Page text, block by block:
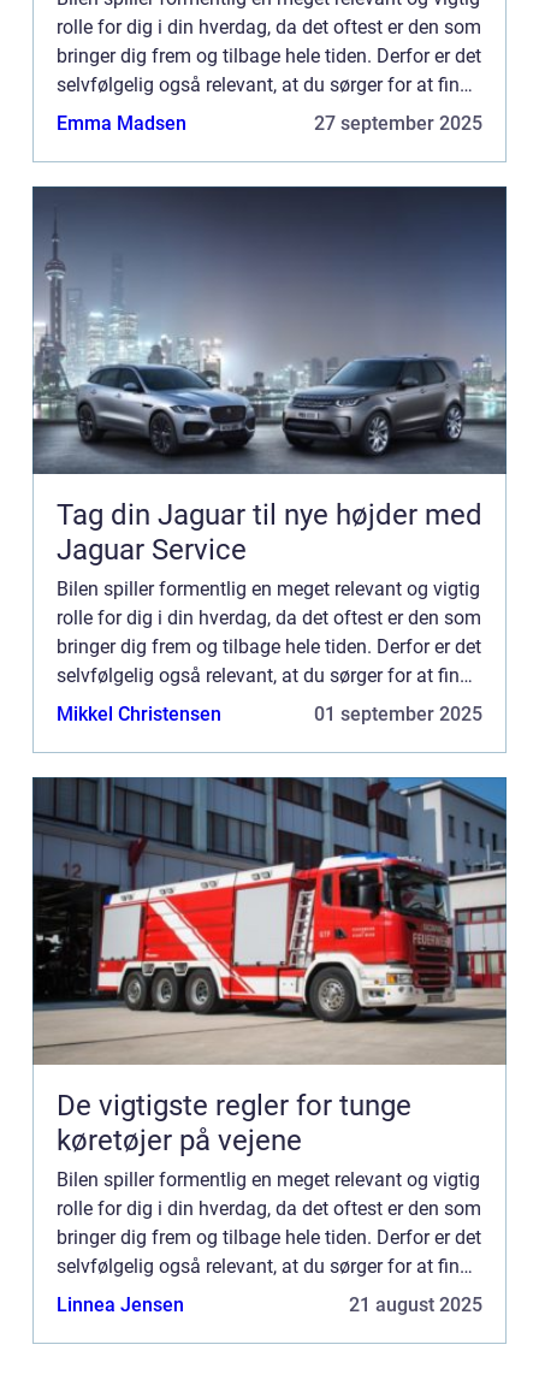
rolle for dig i din hverdag, da det oftest er den som
bringer dig frem og tilbage hele tiden. Derfor er det
selvfølgelig også relevant, at du sørger for at finde
et autovæ...
Emma Madsen 27 september 2025
Tag din Jaguar til nye højder med
Jaguar Service
Bilen spiller formentlig en meget relevant og vigtig
rolle for dig i din hverdag, da det oftest er den som
bringer dig frem og tilbage hele tiden. Derfor er det
selvfølgelig også relevant, at du sørger for at finde
et autovæ...
Mikkel Christensen 01 september 2025
De vigtigste regler for tunge
køretøjer på vejene
Bilen spiller formentlig en meget relevant og vigtig
rolle for dig i din hverdag, da det oftest er den som
bringer dig frem og tilbage hele tiden. Derfor er det
selvfølgelig også relevant, at du sørger for at finde
et autovæ...
Linnea Jensen 21 august 2025